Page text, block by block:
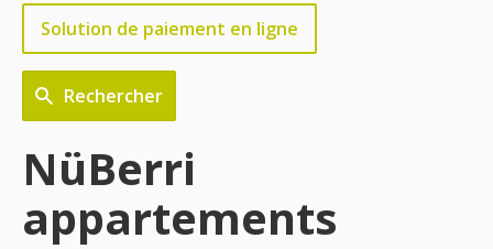
Solution de paiement en ligne
Rechercher
NüBerri
appartements